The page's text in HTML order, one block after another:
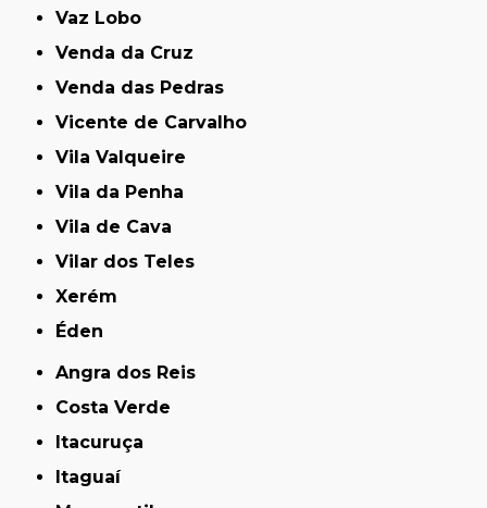
Vaz Lobo
Venda da Cruz
Venda das Pedras
Vicente de Carvalho
Vila Valqueire
Vila da Penha
Vila de Cava
Vilar dos Teles
Xerém
Éden
Angra dos Reis
Costa Verde
Itacuruça
Itaguaí